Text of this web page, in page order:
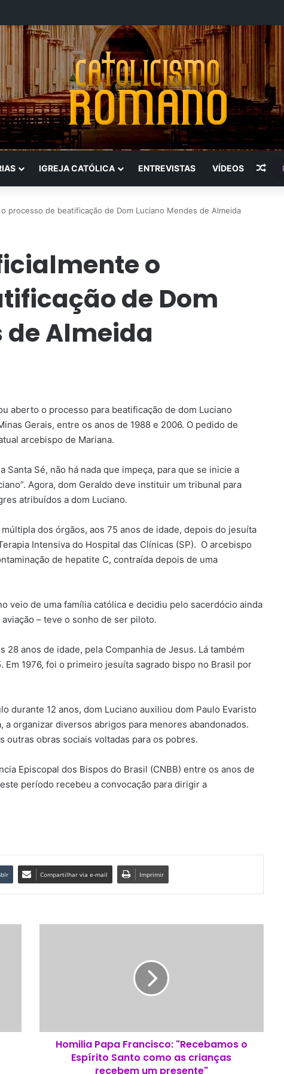
IGREJA CATÓLICA ENTREVISTAS VÍDEOS
processo de beatificação de Dom Luciano Mendes de Almeida
o
de Dom
de Almeida
aberto o processo para beatificação de dom Luciano
Gerais, entre os anos de 1988 e 2006. O pedido de
arcebispo de Mariana.
Santa Sé, não há nada que impeça, para que se inicie a
Agora, dom Geraldo deve instituir um tribunal para
atribuídos a dom Luciano.
dos órgãos, aos 75 anos de idade, depois do jesuíta
Intensiva do Hospital das Clínicas (SP). O arcebispo
de hepatite C, contraída depois de uma
veio de uma família católica e decidiu pelo sacerdócio ainda
– teve o sonho de ser piloto.
28 anos de idade, pela Companhia de Jesus. Lá também
1976, foi o primeiro jesuíta sagrado bispo no Brasil por
durante 12 anos, dom Luciano auxiliou dom Paulo Evaristo
organizar diversos abrigos para menores abandonados.
outras obras sociais voltadas para os pobres.
Episcopal dos Bispos do Brasil (CNBB) entre os anos de
período recebeu a convocação para dirigir a
Compartilhar via e-mail Imprimir
a
Homilia Papa Francisco: "Recebamos o
Espírito Santo como as crianças
recebem um presente"